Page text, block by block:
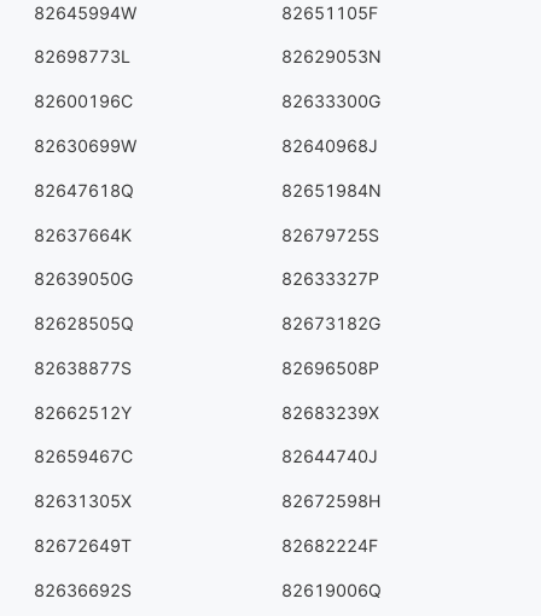
82645994W 82651105F
82698773L 82629053N
82600196C 82633300G
82630699W 82640968J
82647618Q 82651984N
82637664K 82679725S
82639050G 82633327P
82628505Q 82673182G
82638877S 82696508P
82662512Y 82683239X
82659467C 82644740J
82631305X 82672598H
82672649T 82682224F
82636692S 82619006Q